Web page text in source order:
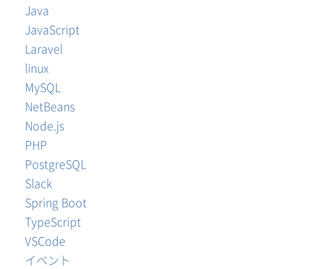
Java
JavaScript
Laravel
linux
MySQL
NetBeans
Node.js
PHP
PostgreSQL
Slack
Spring Boot
TypeScript
VSCode
イベント